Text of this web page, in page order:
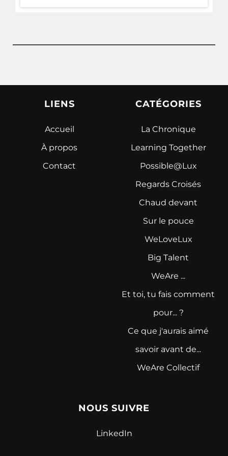
LIENS
Accueil
À propos
Contact
CATÉGORIES
La Chronique
Learning Together
Possible@Lux
Regards Croisés
Chaud devant
Sur le pouce
WeLoveLux
Big Talent
WeAre ...
Et toi, tu fais comment
pour... ?
Ce que j'aurais aimé
savoir avant de...
WeAre Collectif
NOUS SUIVRE
LinkedIn